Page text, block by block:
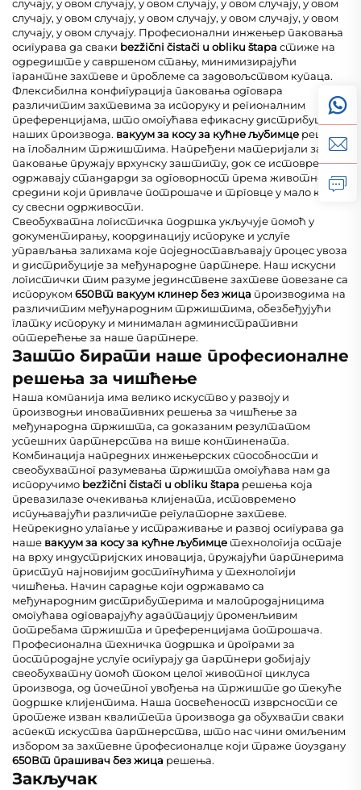
случају, у овом случају, у овом случају, у овом случају, у овом
случају, у овом случају, у овом случају, у овом случају, у овом
случају, у овом случају. Професионални инжењер паковања
осигурава да сваки bezžični čistači u obliku štapa стиже на
одредиште у савршеном стању, минимизирајући
гарантне захтеве и проблеме са задовољством купаца.
Флексибилна конфигурација паковања одговара
различитим захтевима за испоруку и регионалним
преференцијама, што омогућава ефикасну дистрибуцију
наших производа. вакуум за косу за кућне љубимце решења
на глобалним тржиштима. Напређени материјали за
паковање пружају врхунску заштиту, док се истовремено
одржавају стандарди за одговорност према животној
средини који привлаче потрошаче и трговце у мало који
су свесни одрживости.
Свеобухватна логистичка подршка укључује помоћ у
документирању, координацију испоруке и услуге
управљања залихама које поједностављавају процес увоза
и дистрибуције за међународне партнере. Наш искусни
логистички тим разуме јединствене захтеве повезане са
испоруком 650Вт вакуум клинер без жица производима на
различитим међународним тржиштима, обезбеђујући
глатку испоруку и минималан административни
оптерећење за наше партнере.
Зашто бирати наше професионалне
решења за чишћење
Наша компанија има велико искуство у развоју и
производњи иновативних решења за чишћење за
међународна тржишта, са доказаним резултатом
успешних партнерства на више континената.
Комбинација напредних инжењерских способности и
свеобухватног разумевања тржишта омогућава нам да
испоручимо bezžični čistači u obliku štapa решења која
превазилазе очекивања клијената, истовремено
испуњавајући различите регулаторне захтеве.
Непрекидно улагање у истраживање и развој осигурава да
наше вакуум за косу за кућне љубимце технологија остаје
на врху индустријских иновација, пружајући партнерима
приступ најновијим достигнућима у технологији
чишћења. Начин сарадње који одржавамо са
међународним дистрибутерима и малопродајницима
омогућава одговарајућу адаптацију променљивим
потребама тржишта и преференцијама потрошача.
Професионална техничка подршка и програми за
постпродајне услуге осигурају да партнери добијају
свеобухватну помоћ током целог животног циклуса
производа, од почетног увођења на тржиште до текуће
подршке клијентима. Наша посвећеност изврсности се
протеже изван квалитета производа да обухвати сваки
аспект искуства партнерства, што нас чини омиљеним
избором за захтевне професионалце који траже поуздану
650Вт прашивач без жица решења.
Закључак